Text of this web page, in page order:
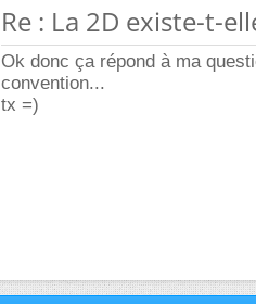
Re : La 2D existe-t-
Ok donc ça répond à ma
convention...
tx =)